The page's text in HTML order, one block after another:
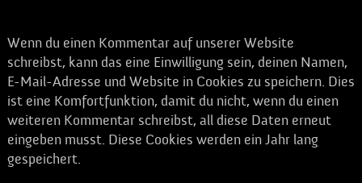
Wenn du einen Kommentar auf unserer Website
schreibst, kann das eine Einwilligung sein, deinen Namen,
E-Mail-Adresse und Website in Cookies zu speichern. Dies
ist eine Komfortfunktion, damit du nicht, wenn du einen
weiteren Kommentar schreibst, all diese Daten erneut
eingeben musst. Diese Cookies werden ein Jahr lang
gespeichert.